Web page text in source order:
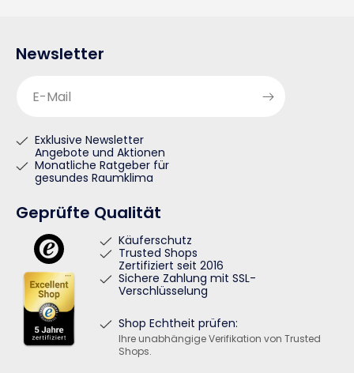
Newsletter
E-Mail
Exklusive Newsletter
Angebote und Aktionen
Monatliche Ratgeber für
gesundes Raumklima
Geprüfte Qualität
Käuferschutz
Trusted Shops
Zertifiziert seit 2016
Sichere Zahlung mit SSL-
Verschlüsselung
Shop Echtheit prüfen:
Ihre unabhängige Verifikation von Trusted
Shops.